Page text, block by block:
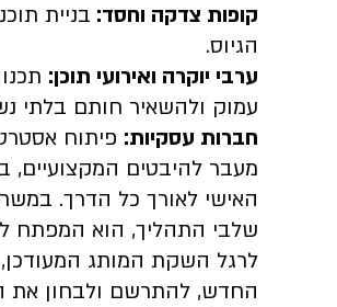
קופות צדקה וחסד: בניית
הגיוס.
ערבי יוקרה ואירועי תוכן:
עמוק ולהשאיר חותם בלתי
חברות עסקיות: פיתוח
מעבר להיבטים המקצועיים,
האישי לאורך כל הדרך.
שלבי התהליך, הוא המפתח
לרגל השקת המותג המעודכן,
החדש, להתרשם ולבחון את